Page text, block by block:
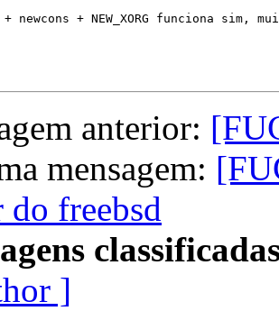
newcons + NEW_XORG funciona sim,
anterior:
mensagem:
do freebsd
]